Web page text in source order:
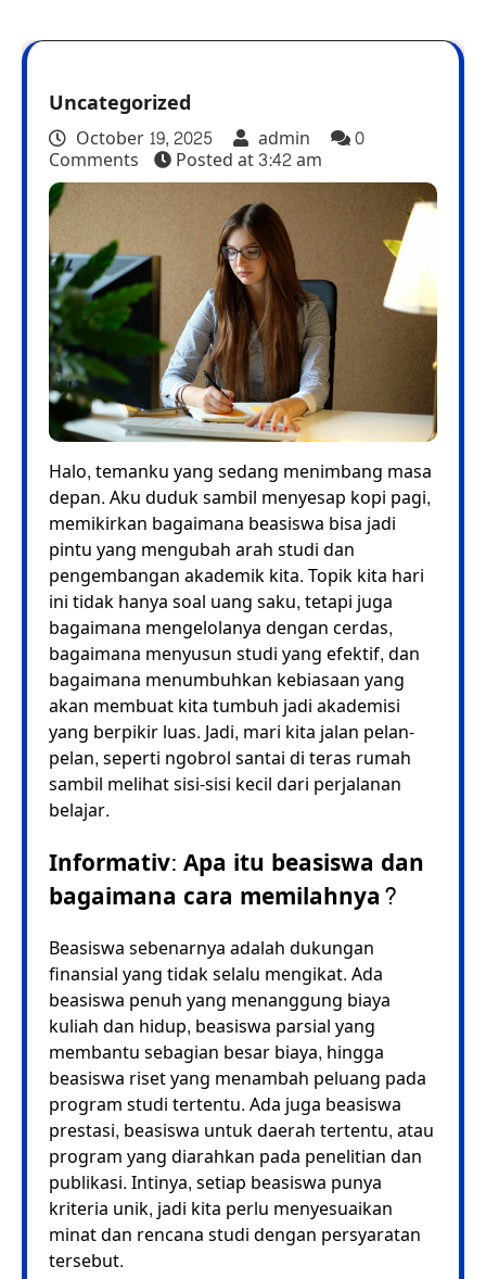
Uncategorized
October 19, 2025 admin 0
Comments Posted at3:42 am
Halo, temanku yang sedang menimbang masa
depan. Aku duduk sambil menyesap kopi pagi,
memikirkan bagaimana beasiswa bisa jadi
pintu yang mengubah arah studi dan
pengembangan akademik kita. Topik kita hari
ini tidak hanya soal uang saku, tetapi juga
bagaimana mengelolanya dengan cerdas,
bagaimana menyusun studi yang efektif, dan
bagaimana menumbuhkan kebiasaan yang
akan membuat kita tumbuh jadi akademisi
yang berpikir luas. Jadi, mari kita jalan pelan-
pelan, seperti ngobrol santai di teras rumah
sambil melihat sisi-sisi kecil dari perjalanan
belajar.
Informativ: Apa itu beasiswa dan
bagaimana cara memilahnya?
Beasiswa sebenarnya adalah dukungan
finansial yang tidak selalu mengikat. Ada
beasiswa penuh yang menanggung biaya
kuliah dan hidup, beasiswa parsial yang
membantu sebagian besar biaya, hingga
beasiswa riset yang menambah peluang pada
program studi tertentu. Ada juga beasiswa
prestasi, beasiswa untuk daerah tertentu, atau
program yang diarahkan pada penelitian dan
publikasi. Intinya, setiap beasiswa punya
kriteria unik, jadi kita perlu menyesuaikan
minat dan rencana studi dengan persyaratan
tersebut.